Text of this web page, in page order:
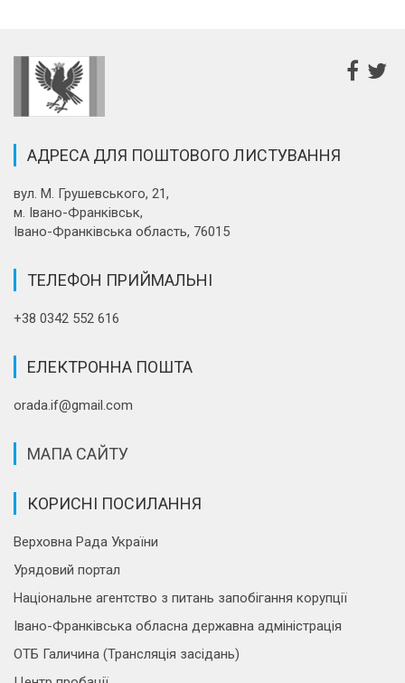
АДРЕСА ДЛЯ ПОШТОВОГО ЛИСТУВАННЯ
вул. М. Грушевського, 21,
м. Івано-Франківськ,
Івано-Франківська область, 76015
ТЕЛЕФОН ПРИЙМАЛЬНІ
+38 0342 552 616
ЕЛЕКТРОННА ПОШТА
orada.if@gmail.com
МАПА САЙТУ
КОРИСНІ ПОСИЛАННЯ
Верховна Рада України
Урядовий портал
Національне агентство з питань запобігання корупції
Івано-Франківська обласна державна адміністрація
ОТБ Галичина (Трансляція засідань)